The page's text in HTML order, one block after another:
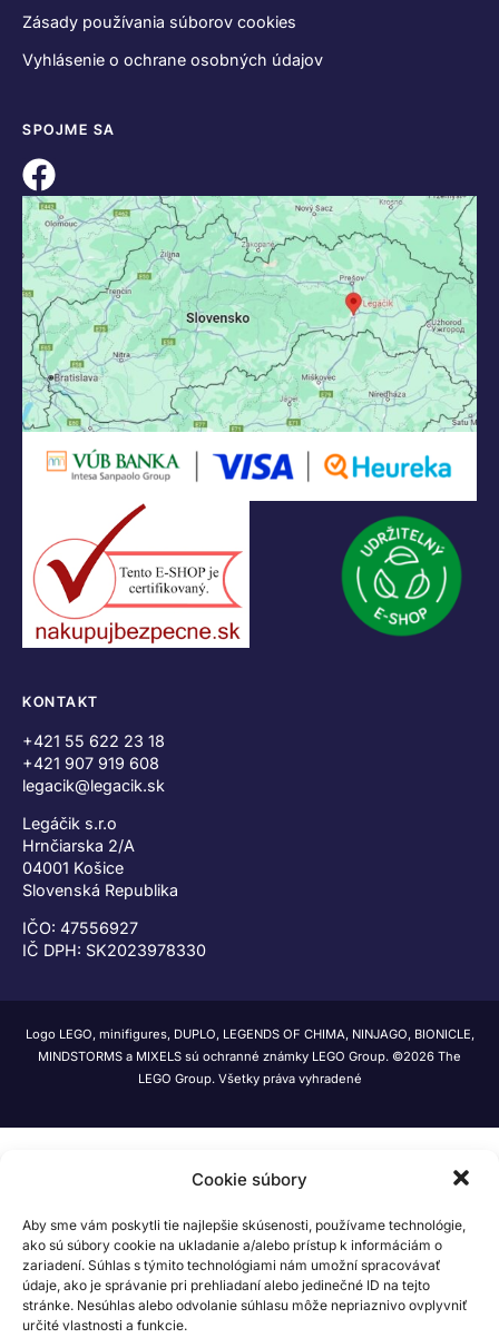
Cookie súbory
Aby sme vám poskytli tie najlepšie skúsenosti, používame technológie,
ako sú súbory cookie na ukladanie a/alebo prístup k informáciám o
zariadení. Súhlas s týmito technológiami nám umožní spracovávať
údaje, ako je správanie pri prehliadaní alebo jedinečné ID na tejto
stránke. Nesúhlas alebo odvolanie súhlasu môže nepriaznivo ovplyvniť
určité vlastnosti a funkcie.
Zásady používania súborov cookies
Vyhlásenie o ochrane osobných údajov
SPOJME SA
KONTAKT
+421 55 622 23 18
+421 907 919 608
legacik@legacik.sk
Legáčik s.r.o
Hrnčiarska 2/A
04001 Košice
Slovenská Republika
IČO: 47556927
IČ DPH: SK2023978330
Logo LEGO, minifigures, DUPLO, LEGENDS OF CHIMA, NINJAGO, BIONICLE,
MINDSTORMS a MIXELS sú ochranné známky LEGO Group. ©2026 The
LEGO Group. Všetky práva vyhradené